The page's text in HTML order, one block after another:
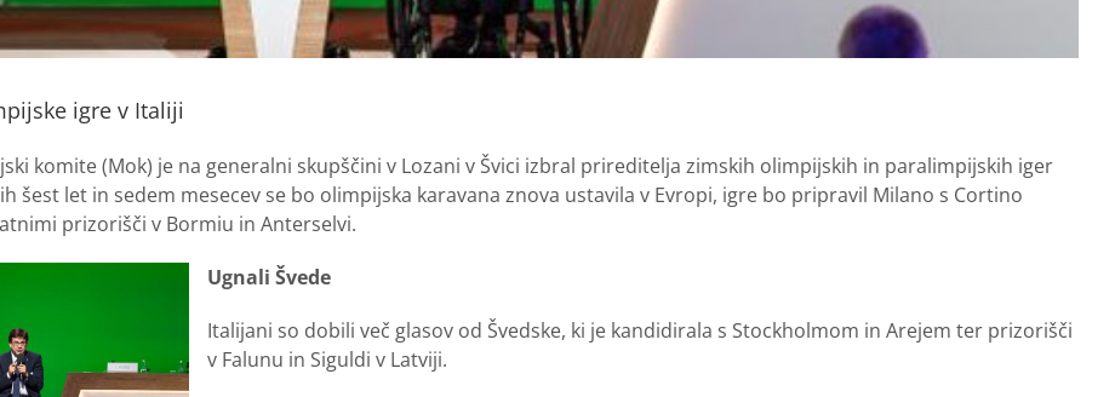
igre v Italiji
komite (Mok) je na generalni skupščini v Lozani v Švici izbral prireditelja zimskih olimpijskih in paralimpijskih iger
šest let in sedem mesecev se bo olimpijska karavana znova ustavila v Evropi, igre bo pripravil Milano s Cortino
prizorišči v Bormiu in Anterselvi.
Ugnali Švede
Italijani so dobili več glasov od Švedske, ki je kandidirala s Stockholmom in Arejem ter prizorišči
v Falunu in Siguldi v Latviji.